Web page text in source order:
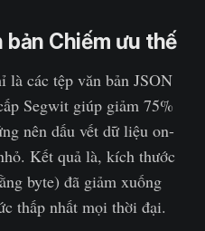
bản Chiếm ưu thế
là các tệp văn bản JSON
Segwit giúp giảm 75%
nên dấu vết dữ liệu on-
Kết quả là, kích thước
byte) đã giảm xuống
thấp nhất mọi thời đại.